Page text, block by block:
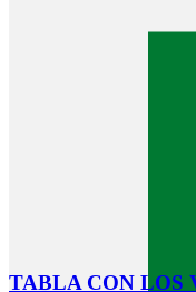
TABLA CON LOS